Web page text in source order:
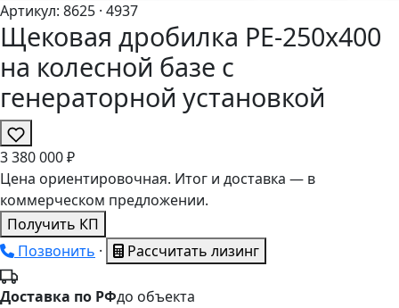
Артикул: 8625 · 4937
Щековая дробилка PE-250x400
на колесной базе с
генераторной установкой
3380000 ₽
Цена ориентировочная. Итог и доставка — в
коммерческом предложении.
Получить КП
Позвонить · Рассчитать лизинг
Доставка по РФдо объекта